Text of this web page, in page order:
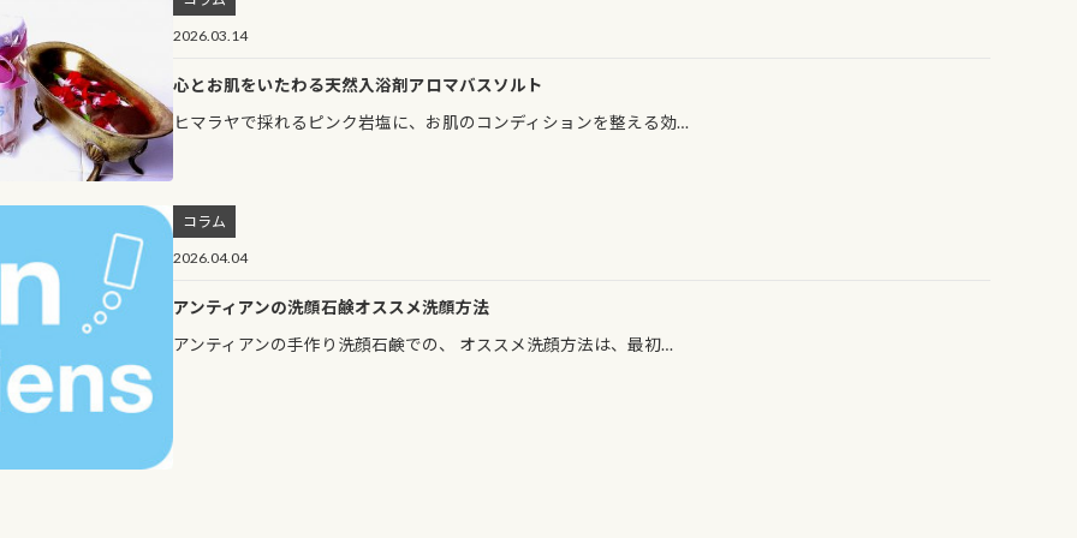
2026.03.14
心とお肌をいたわる天然入浴剤アロマバスソルト
ヒマラヤで採れるピンク岩塩に、お肌のコンディションを整える効…
コラム
2026.04.04
アンティアンの洗顔石鹸オススメ洗顔方法
アンティアンの手作り洗顔石鹸での、 オススメ洗顔方法は、最初…